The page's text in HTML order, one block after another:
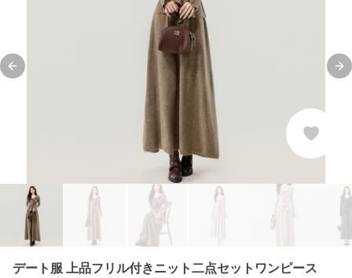
Previous slide
デート服 上品フリル付きニット二点セットワンピース